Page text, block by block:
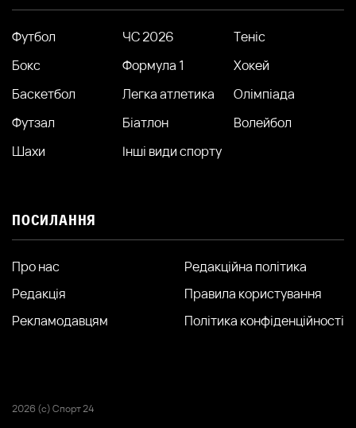
Футбол ЧС 2026
Теніс
Бокс
Формула 1
Хокей
Баскетбол
Легка атлетика
Олімпіада
Футзал
Біатлон
Волейбол
Шахи
Інші види спорту
ПОСИЛАННЯ
Про нас
Редакція
Рекламодавцям
Редакційна політика
Правила користування
Політика конфіденційності
2026 (с) Спорт 24